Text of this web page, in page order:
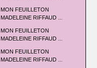
MON FEUILLETON
MADELEINE RIFFAUD ...
MON FEUILLETON
MADELEINE RIFFAUD ...
MON FEUILLETON
MADELEINE RIFFAUD ...